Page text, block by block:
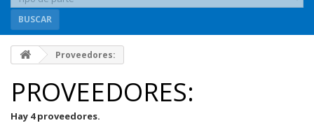
BUSCAR
Proveedores:
PROVEEDORES:
Hay 4 proveedores.